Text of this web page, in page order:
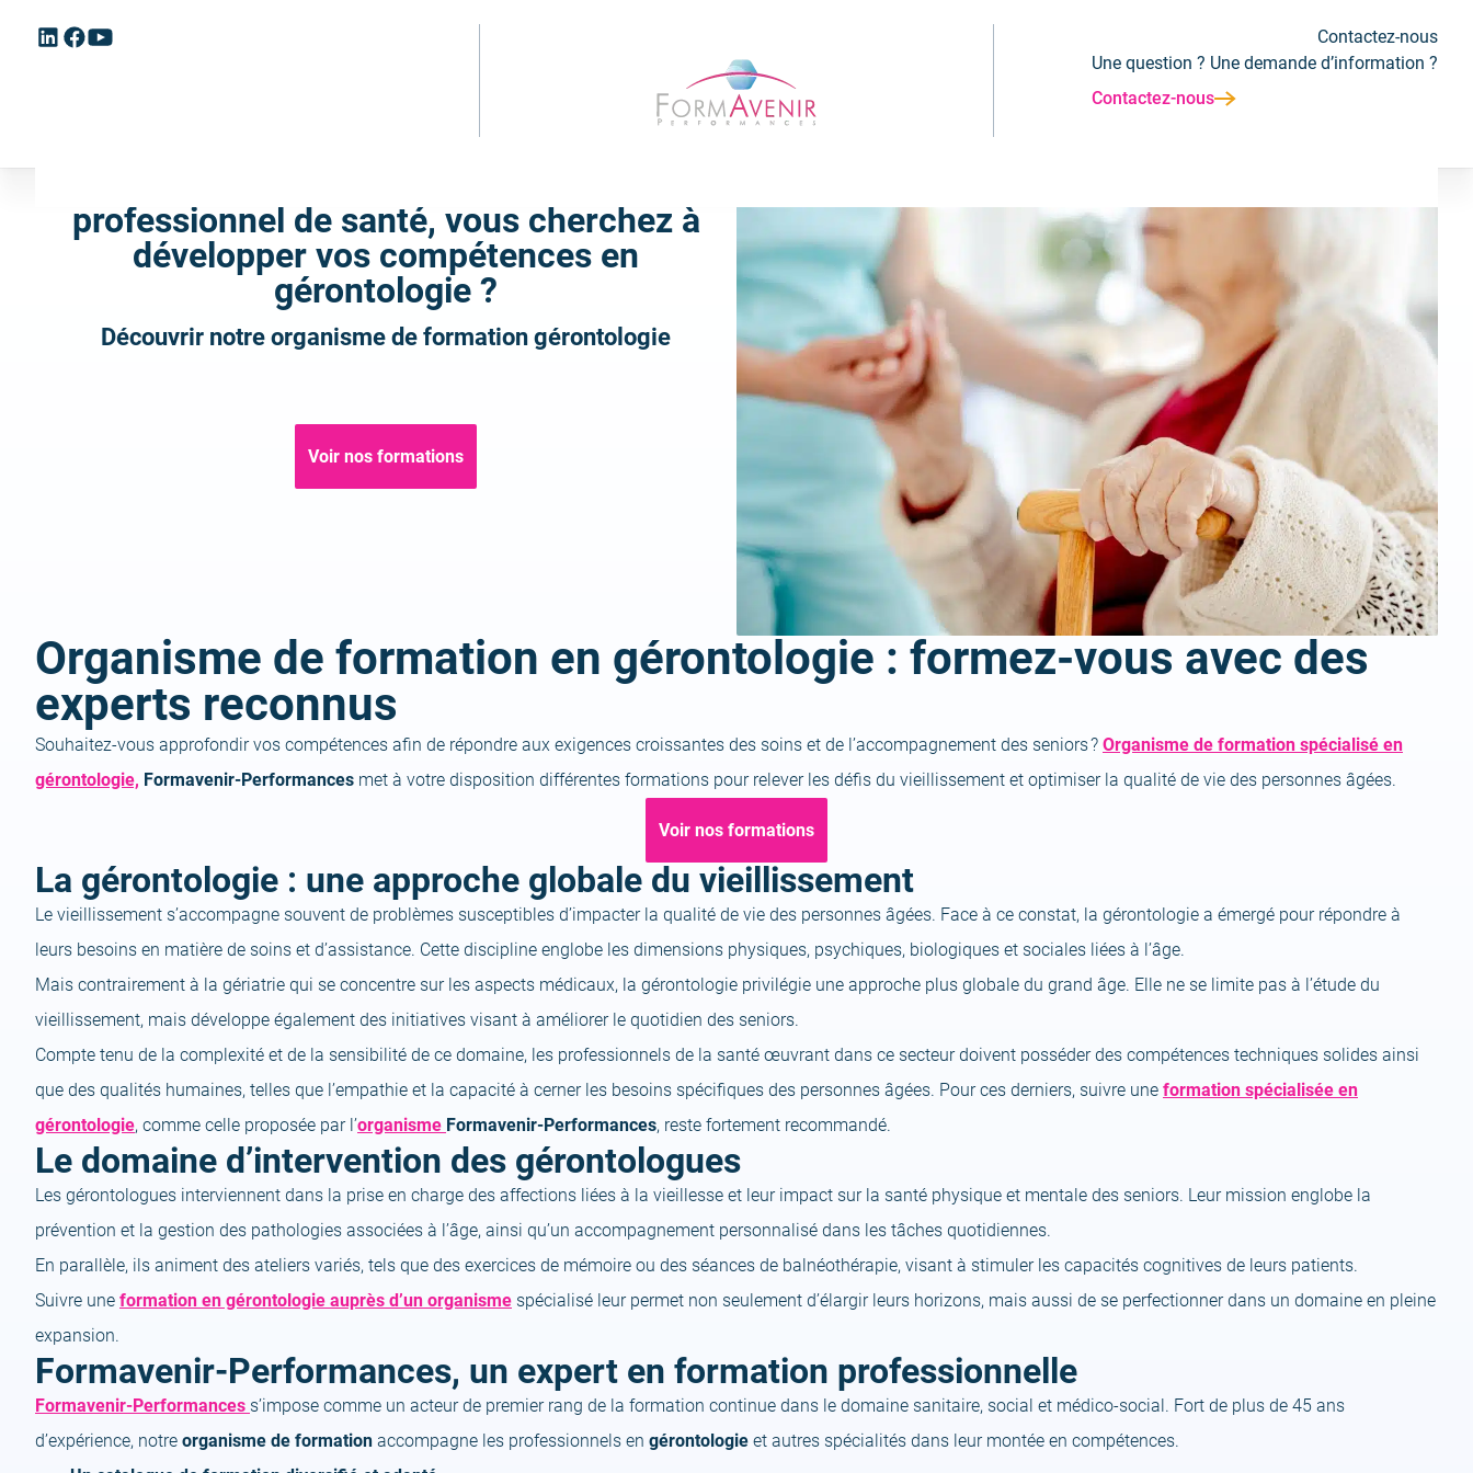
Aller
AllerLinkedin
(ouvrir
Facebook
(ouvrir
Youtube
Formavenir
Performances
Contactez-nous
Une question ? Une demande d’information ?
Contactez-nous
professionnel de santé, vous cherchez à
développer vos compétences en
gérontologie ?
Découvrir notre organisme de formation gérontologie
Voir nos formations
Organisme de formation en gérontologie : formez-vous avec des
experts reconnus
Souhaitez-vous approfondir vos compétences afin de répondre aux exigences croissantes des soins et de l’accompagnement des seniors ? Organisme de formation spécialisé en
gérontologie, Formavenir-Performances met à votre disposition différentes formations pour relever les défis du vieillissement et optimiser la qualité de vie des personnes âgées.
Voir nos formations
La gérontologie : une approche globale du vieillissement
Le vieillissement s’accompagne souvent de problèmes susceptibles d’impacter la qualité de vie des personnes âgées. Face à ce constat, la gérontologie a émergé pour répondre à
leurs besoins en matière de soins et d’assistance. Cette discipline englobe les dimensions physiques, psychiques, biologiques et sociales liées à l’âge.
Mais contrairement à la gériatrie qui se concentre sur les aspects médicaux, la gérontologie privilégie une approche plus globale du grand âge. Elle ne se limite pas à l’étude du
vieillissement, mais développe également des initiatives visant à améliorer le quotidien des seniors.
Compte tenu de la complexité et de la sensibilité de ce domaine, les professionnels de la santé œuvrant dans ce secteur doivent posséder des compétences techniques solides ainsi
que des qualités humaines, telles que l’empathie et la capacité à cerner les besoins spécifiques des personnes âgées. Pour ces derniers, suivre une formation spécialisée en
gérontologie, comme celle proposée par l’organisme Formavenir-Performances, reste fortement recommandé.
Le domaine d’intervention des gérontologues
Les gérontologues interviennent dans la prise en charge des affections liées à la vieillesse et leur impact sur la santé physique et mentale des seniors. Leur mission englobe la
prévention et la gestion des pathologies associées à l’âge, ainsi qu’un accompagnement personnalisé dans les tâches quotidiennes.
En parallèle, ils animent des ateliers variés, tels que des exercices de mémoire ou des séances de balnéothérapie, visant à stimuler les capacités cognitives de leurs patients.
Suivre une formation en gérontologie auprès d’un organisme spécialisé leur permet non seulement d’élargir leurs horizons, mais aussi de se perfectionner dans un domaine en pleine
expansion.
Formavenir-Performances, un expert en formation professionnelle
Formavenir-Performances s’impose comme un acteur de premier rang de la formation continue dans le domaine sanitaire, social et médico-social. Fort de plus de 45 ans
d’expérience, notre organisme de formation accompagne les professionnels en gérontologie et autres spécialités dans leur montée en compétences.